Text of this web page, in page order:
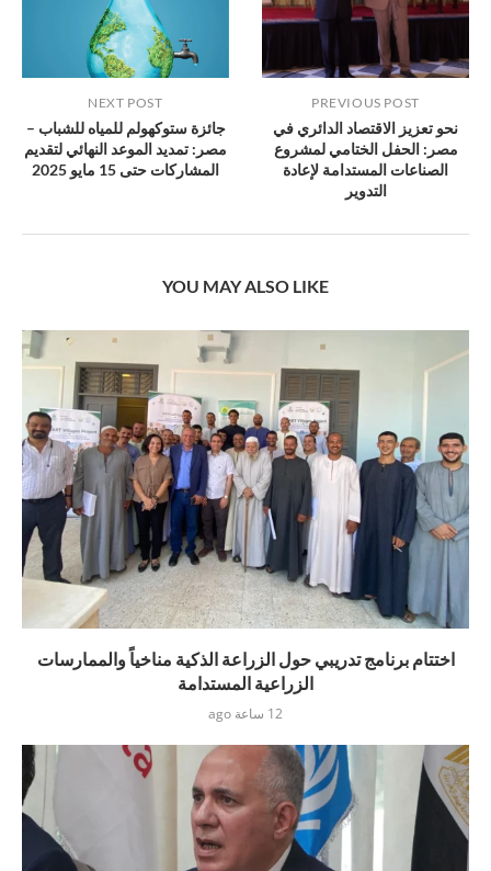
PREVIOUS POST
نحو تعزيز الاقتصاد الدائري في
مصر: الحفل الختامي لمشروع
الصناعات المستدامة لإعادة
التدوير
NEXT POST
جائزة ستوكهولم للمياه للشباب –
مصر: تمديد الموعد النهائي لتقديم
المشاركات حتى 15 مايو 2025
YOU MAY ALSO LIKE
اختتام برنامج تدريبي حول الزراعة الذكية مناخياً والممارسات
الزراعية المستدامة
12 ساعة ago